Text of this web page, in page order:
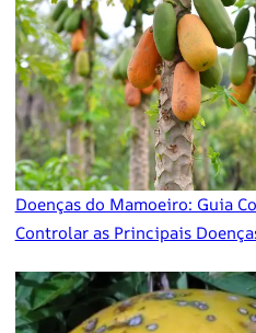
Doenças do Mamoeiro: Guia
Controlar as Principais